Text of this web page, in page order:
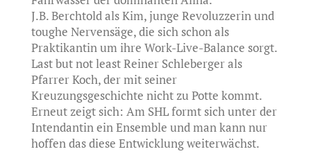
J.B. Berchtold als Kim, junge Revoluzzerin und
toughe Nervensäge, die sich schon als
Praktikantin um ihre Work-Live-Balance sorgt.
Last but not least Reiner Schleberger als
Pfarrer Koch, der mit seiner
Kreuzungsgeschichte nicht zu Potte kommt.
Erneut zeigt sich: Am SHL formt sich unter der
Intendantin ein Ensemble und man kann nur
hoffen das diese Entwicklung weiterwächst.